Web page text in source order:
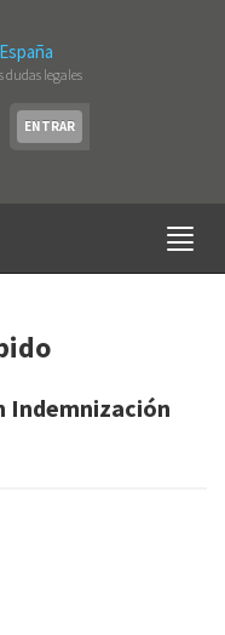
España
dudas legales
ENTRAR
Indemnización